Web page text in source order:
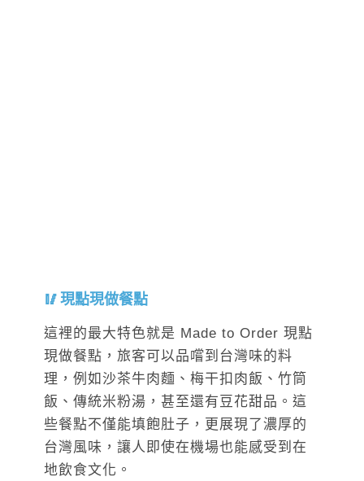
現點現做餐點
這裡的最大特色就是 Made to Order 現點
現做餐點，旅客可以品嚐到台灣味的料
理，例如沙茶牛肉麵、梅干扣肉飯、竹筒
飯、傳統米粉湯，甚至還有豆花甜品。這
些餐點不僅能填飽肚子，更展現了濃厚的
台灣風味，讓人即使在機場也能感受到在
地飲食文化。